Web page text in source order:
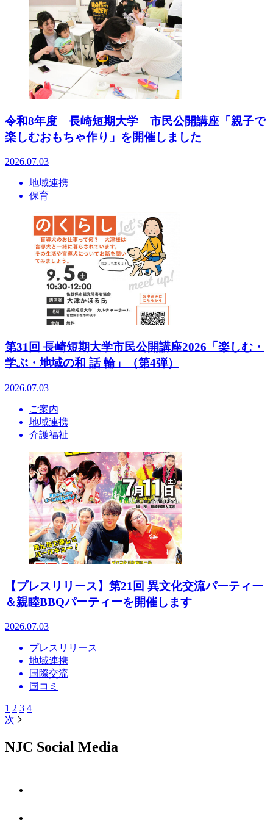
令和8年度 長崎短期大学 市民公開講座「親子で
楽しむおもちゃ作り」を開催しました
2026.07.03
地域連携
保育
第31回 長崎短期大学市民公開講座2026「楽しむ・
学ぶ・地域の和 話 輪」（第4弾）
2026.07.03
ご案内
地域連携
介護福祉
【プレスリリース】第21回 異文化交流パーティー
＆親睦BBQパーティーを開催します
2026.07.03
プレスリリース
地域連携
国際交流
国コミ
1 2 3 4
次
NJC Social Media